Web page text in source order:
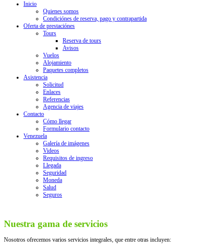
Inicio
Quienes somos
Condiciónes de reserva, pago y contrapartida
Oferta de prestaciónes
Tours
Reserva de tours
Avisos
Vuelos
Alojamiento
Paquetes completos
Asistencia
Solicitud
Enlaces
Referencias
Agencia de viajes
Contacto
Cómo llegar
Formulario contacto
Venezuela
Galería de imágenes
Videos
Requisitos de ingreso
Llegada
Seguridad
Moneda
Salud
Seguros
Nuestra gama de servicios
Nosotros ofrecemos varios servicios integrales, que entre otras incluyen: